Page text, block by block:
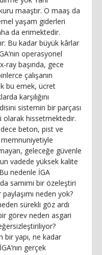
maaştır. O maaş da
yaşam giderleri
da erimektedir.
Bu kadar büyük kârlar
operasyonel
ray başında, gece
çalışanın
bu emek, ücret
karşılığını
sistemin bir parçası
olarak hissetmektedir.
beton, pist ve
memnuniyetiyle
geleceğe güvenle
vadede yüksek kalite
nedenle İGA
samimi bir özeleştiri
neden yok?
sürekli göz ardı
görev neden asgari
bir yapı, ne kadar
gerçek